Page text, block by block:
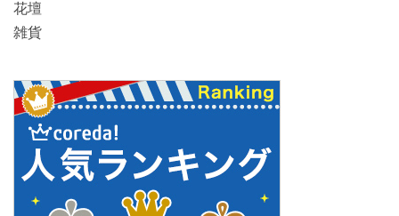
花壇
雑貨